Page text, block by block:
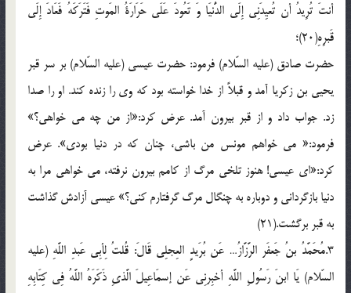
أنتَ تُرِیدُ أن تُعیِدَنِی إِلَی الدُّنیَا وَ تَعُودَ عَلَی حَرَارَةُ المَوتِ فَتَرَکَهُ فَعَادَ إِلَی
قَبرِهِ(20)؛
حضرت صادق (علیه السّلام) فرمود: حضرت عیسی (علیه السّلام) بر سر قبر
یحیی بن زکریا آمد و قبلاً از خدا خواسته بود که وی را زنده کند. او را صدا
زد. جواب داد و از قبر بیرون آمد. عرض کرد:«از من چه می خواهی؟»
فرمود:« می خواهم مونس من باشی، چنان که در دنیا بودی». عرض
کرد:«ای عیسی! هنوز تلخی مرگ از کامم بیرون نرفته، می خواهی مرا به
دنیا بازگردانی و دوباره به چنگال مرگ گرفتارم کنی؟» عیسی آزادش گذاشت
به قبر برگشت.(21)
3.مُحَمَّدُ بنُ جَعفَر الرَّزَّازُ… عَن بُرَیدٍ العِجلِی قَالَ: قُلتُ لِأبِی عَبدِ اللَّهِ (علیه
السّلام) یَا ابنَ رَسُولِ اللَّهِ أخبِرنِی عَن إسمَاعِیلَ الَّذیِ ذَکَرَهُ اللَّهُ فِی کِتَابِهِ